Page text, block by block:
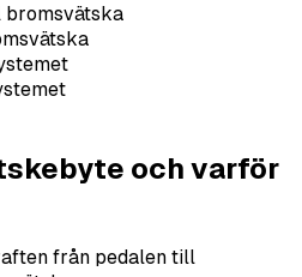
bromsvätska
och varför
från pedalen till